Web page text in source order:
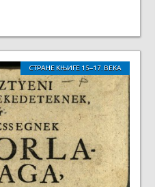
СТРАНЕ КЊИГЕ 15–17. ВЕКА